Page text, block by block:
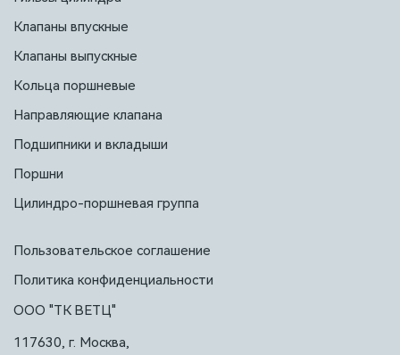
Клапаны впускные
Клапаны выпускные
Кольца поршневые
Направляющие клапана
Подшипники и вкладыши
Поршни
Цилиндро-поршневая группа
Пользовательское соглашение
Политика конфиденциальности
ООО "ТК ВЕТЦ"
117630, г. Москва,